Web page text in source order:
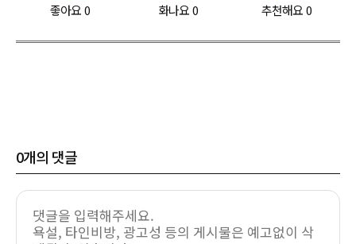
좋아요0 화나요0 추천해요 0
0개의 댓글